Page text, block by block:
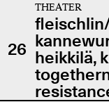
26
THEATER
heikkilä,